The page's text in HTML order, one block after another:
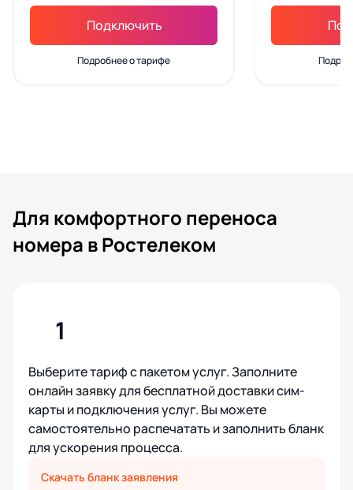
Подключить
Подробнее о тарифе
Для комфортного переноса
номера в Ростелеком
1
Выберите тариф с пакетом услуг. Заполните
онлайн заявку для бесплатной доставки сим-
карты и подключения услуг. Вы можете
самостоятельно распечатать и заполнить бланк
для ускорения процесса.
Скачать бланк заявления